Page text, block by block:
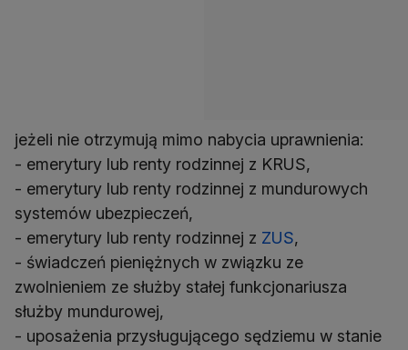
jeżeli nie otrzymują mimo nabycia uprawnienia:
- emerytury lub renty rodzinnej z KRUS,
- emerytury lub renty rodzinnej z mundurowych
systemów ubezpieczeń,
- emerytury lub renty rodzinnej z ZUS,
- świadczeń pieniężnych w związku ze
zwolnieniem ze służby stałej funkcjonariusza
służby mundurowej,
- uposażenia przysługującego sędziemu w stanie